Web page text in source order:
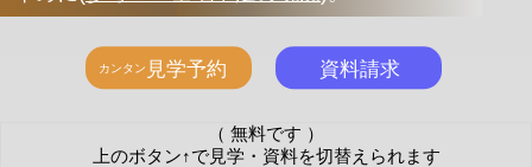
（ 無料です ）
上のボタン↑で見学・資料を切替えられます